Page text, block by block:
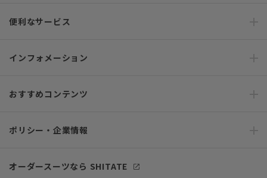
便利なサービス
インフォメーション
おすすめコンテンツ
ポリシー・企業情報
オーダースーツなら SHITATE